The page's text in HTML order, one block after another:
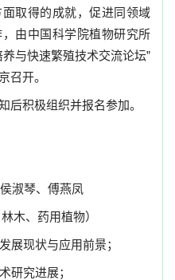
取得的成就，促进同领域
由中国科学院植物研究所
与快速繁殖技术交流论坛”
召开。
后积极组织并报名参加。
淑琴、傅燕凤
木、药用植物）
展现状与应用前景；
研究进展；